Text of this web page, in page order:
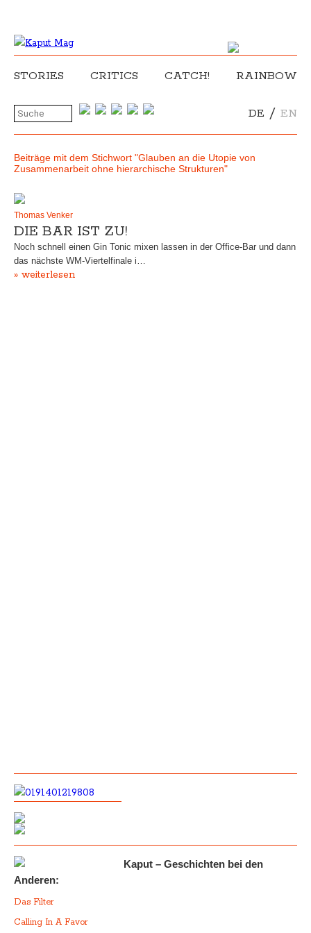
STORIES CRITICS CATCH! RAINBOW
DE / EN
Beiträge mit dem Stichwort "Glauben an die Utopie von
Zusammenarbeit ohne hierarchische Strukturen"
Thomas Venker
DIE BAR IST ZU!
Noch schnell einen Gin Tonic mixen lassen in der Office-Bar und dann
das nächste WM-Viertelfinale i…
» weiterlesen
Kaput – Geschichten bei den
Anderen:
Das Filter
Calling In A Favor